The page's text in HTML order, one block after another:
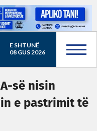
E SHTUNË
08 GUS 2026
së nisin
e pastrimit të